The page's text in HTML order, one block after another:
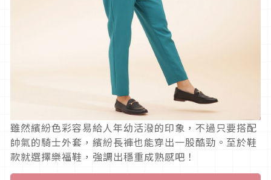
雖然繽紛色彩容易給人年幼活潑的印象，不過只要搭配
帥氣的騎士外套，繽紛長褲也能穿出一股酷勁。至於鞋
款就選擇樂福鞋，強調出穩重成熟感吧！